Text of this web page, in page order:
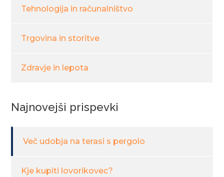
Tehnologija in računalništvo
Trgovina in storitve
Zdravje in lepota
Najnovejši prispevki
Več udobja na terasi s pergolo
Kje kupiti lovorikovec?